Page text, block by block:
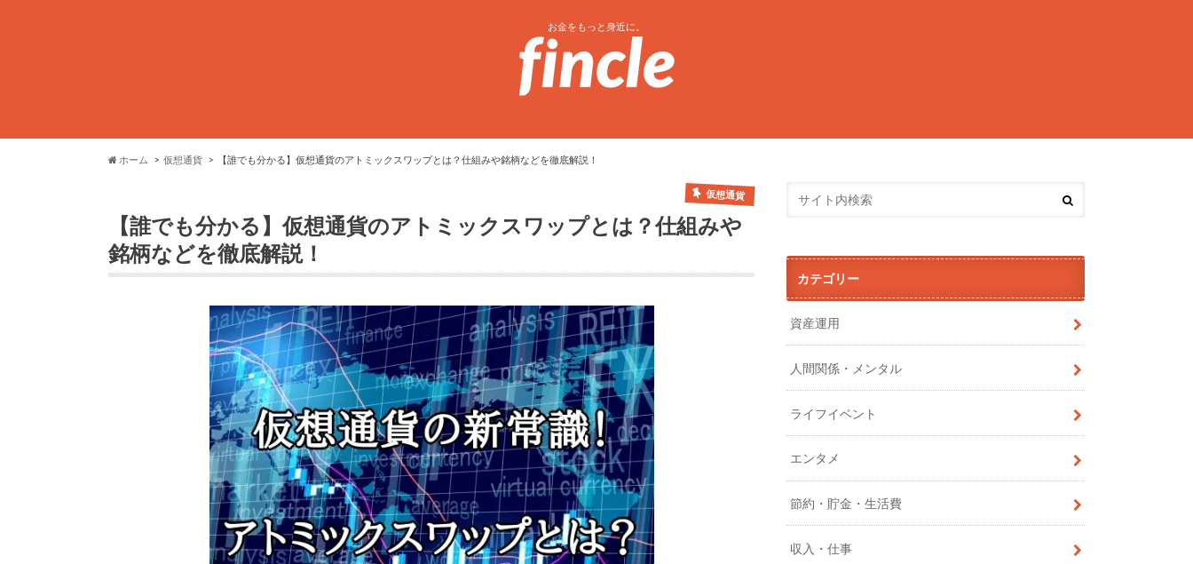
お金をもっと身近に。
ホーム 仮想通貨 【誰でも分かる】仮想通貨のアトミックスワップとは？仕組みや銘柄などを徹底解説！
仮想通貨
【誰でも分かる】仮想通貨のアトミックスワップとは？仕組みや
銘柄などを徹底解説！
カテゴリー
資産運用
人間関係・メンタル
ライフイベント
エンタメ
節約・貯金・生活費
収入・仕事